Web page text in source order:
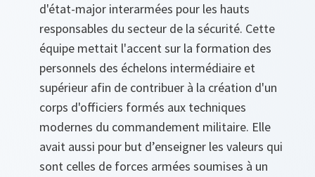
d'état-major interarmées pour les hauts
responsables du secteur de la sécurité. Cette
équipe mettait l'accent sur la formation des
personnels des échelons intermédiaire et
supérieur afin de contribuer à la création d'un
corps d'officiers formés aux techniques
modernes du commandement militaire. Elle
avait aussi pour but d’enseigner les valeurs qui
sont celles de forces armées soumises à un